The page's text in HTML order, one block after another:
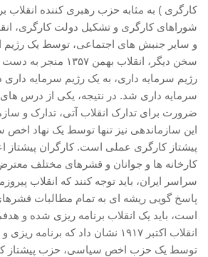
تئوری
نقد
کومله
روشنفکران مارکسیست
فعالان کارگری
حزب کمونیست کارگری
راه کارگر
حزب کمونیست ایران
کومله
اتحاد سوسیالیستی کارگری
کارگری ) به مثابه حزب رهبری کننده انقلاب
شوراهای کارگری و تشکیل دولت کارگری،
و سایر جنبش های اجتماعی، توسط یک رژیم
سخن دیگر، انقلاب
رژیم سرمایه داری، به یک رژیم سرمایه
ضرورت برای تدارک انقلاب آتی، تدارک و
این سازماندهی نیز تنها توسط یک نهاد
پیشتاز کارگری عملی است. کارگران پیشتاز
کارخانه ها و جوانان و قشرهای مختلف
سراسر ایران، باید توجه کنند که انقلاب
پاسخ گویی ریشه ای به تمام مطالبات
است، باید یک انقلاب برنامه ریزی شده و
انقلاب اکتبر ۱۹۱۷ نشان داد که
توسط یک حزب اخص سیاسی، حزب پیشتاز